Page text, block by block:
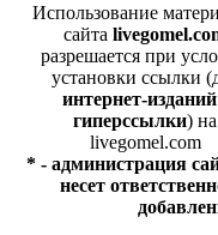
Использование
сайта
разрешается при
установки ссылки
интернет-
гиперссылки) на
livegomel.com
* - администрация
несет